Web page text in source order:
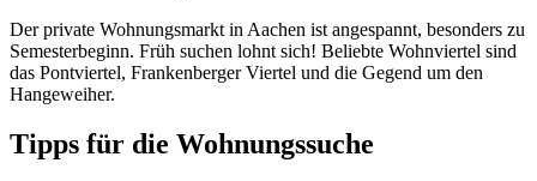
Der private Wohnungsmarkt in Aachen ist angespannt, besonders zu
Semesterbeginn. Früh suchen lohnt sich! Beliebte Wohnviertel sind
das Pontviertel, Frankenberger Viertel und die Gegend um den
Hangeweiher.
Tipps für die Wohnungssuche